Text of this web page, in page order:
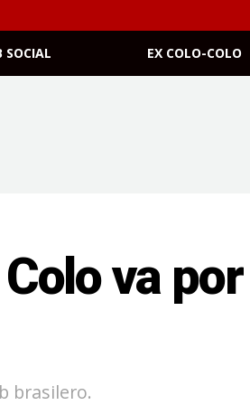
SOCIAL EX COLO-COLO
va
brasilero.